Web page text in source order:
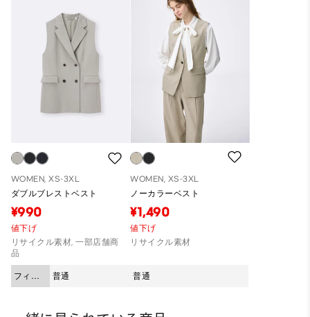
WOMEN, XS-3XL
ダブルブレストベスト
¥990
値下げ
リサイクル素材, 一部店舗商
品
フィッ
ト
普通
WOMEN, XS-3XL
ノーカラーベスト
¥1,490
値下げ
リサイクル素材
普通